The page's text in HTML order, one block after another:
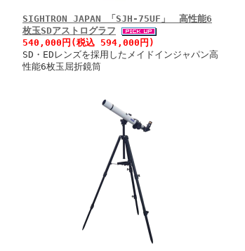
SIGHTRON JAPAN 「SJH-75UF」 高性能6
枚玉SDアストログラフ
540,000円(税込 594,000円)
SD・EDレンズを採用したメイドインジャパン高
性能6枚玉屈折鏡筒